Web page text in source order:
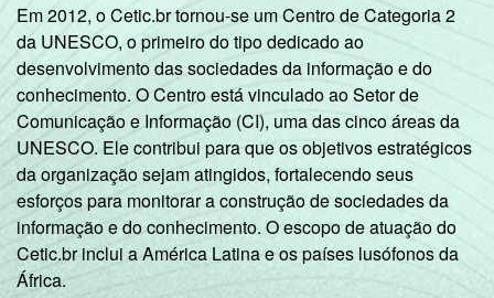
Em 2012, o Cetic.br tornou-se um Centro de Categoria 2
da UNESCO, o primeiro do tipo dedicado ao
desenvolvimento das sociedades da informação e do
conhecimento. O Centro está vinculado ao Setor de
Comunicação e Informação (CI), uma das cinco áreas da
UNESCO. Ele contribui para que os objetivos estratégicos
da organização sejam atingidos, fortalecendo seus
esforços para monitorar a construção de sociedades da
informação e do conhecimento. O escopo de atuação do
Cetic.br inclui a América Latina e os países lusófonos da
África.